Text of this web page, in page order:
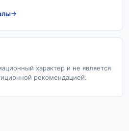
характер и не является
рекомендацией.